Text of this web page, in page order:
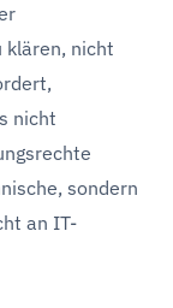
klären, nicht
nicht
sondern
an IT-